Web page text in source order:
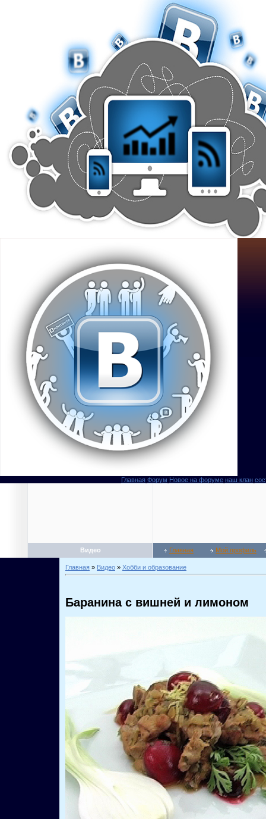
Главная Форум Новое на форуме наш клан
Видео Главная Мой профиль
Главная » Видео » Хобби и образование
Баранина с вишней и лимоном